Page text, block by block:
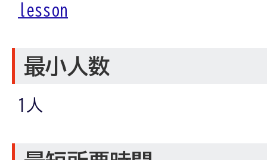
lesson
最小人数
1人